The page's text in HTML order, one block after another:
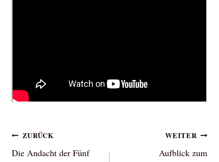
Beitragsnavigation
ZURÜCK
Die Andacht der Fünf
WEITER
Aufblick zum